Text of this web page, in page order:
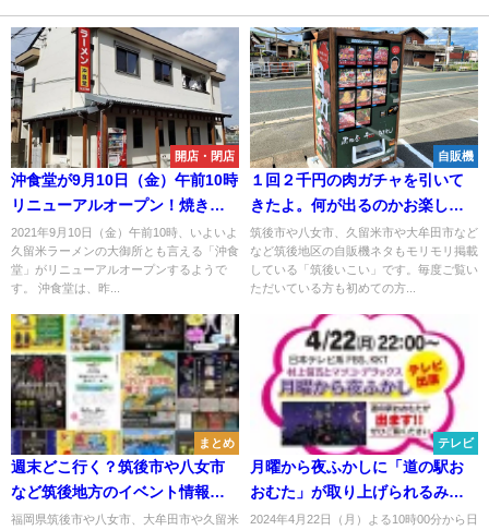
開店・閉店
沖食堂が9月10日（金）午前10時
リニューアルオープン！焼きめ
しも復活！（久留米市）
2021年9月10日（金）午前10時、いよいよ
久留米ラーメンの大御所とも言える「沖食
堂」がリニューアルオープンするようで
す。 沖食堂は、昨...
自販機
１回２千円の肉ガチャを引いて
きたよ。何が出るのかお楽し
み！（八女市）
筑後市や八女市、久留米市や大牟田市など
など筑後地区の自販機ネタもモリモリ掲載
している「筑後いこい」です。毎度ご覧い
ただいている方も初めての方...
まとめ
週末どこ行く？筑後市や八女市
など筑後地方のイベント情報を
まるごと公開！（2026年8月8
福岡県筑後市や八女市、大牟田市や久留米
テレビ
月曜から夜ふかしに「道の駅お
おむた」が取り上げられるみた
い！4月22日放送
2024年4月22日（月）よる10時00分から日